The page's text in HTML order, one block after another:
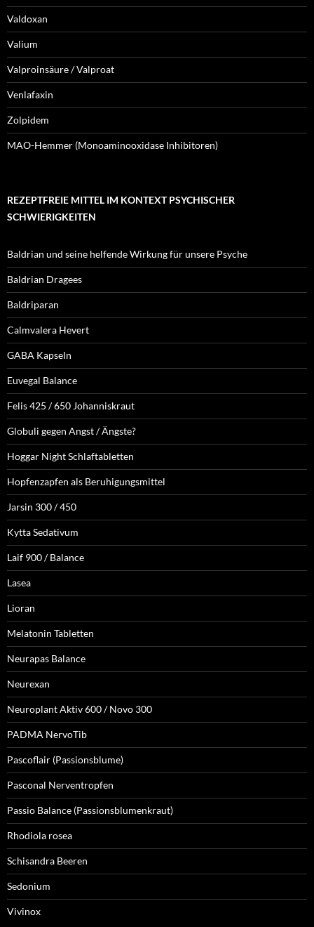
Valdoxan
Valium
Valproinsäure / Valproat
Venlafaxin
Zolpidem
MAO-Hemmer (Monoaminooxidase Inhibitoren)
REZEPTFREIE MITTEL IM KONTEXT PSYCHISCHER
SCHWIERIGKEITEN
Baldrian und seine helfende Wirkung für unsere Psyche
Baldrian Dragees
Baldriparan
Calmvalera Hevert
GABA Kapseln
Euvegal Balance
Felis 425 / 650 Johanniskraut
Globuli gegen Angst / Ängste?
Hoggar Night Schlaftabletten
Hopfenzapfen als Beruhigungsmittel
Jarsin 300 / 450
Kytta Sedativum
Laif 900 / Balance
Lasea
Lioran
Melatonin Tabletten
Neurapas Balance
Neurexan
Neuroplant Aktiv 600 / Novo 300
PADMA NervoTib
Pascoflair (Passionsblume)
Pasconal Nerventropfen
Passio Balance (Passionsblumenkraut)
Rhodiola rosea
Schisandra Beeren
Sedonium
Vivinox